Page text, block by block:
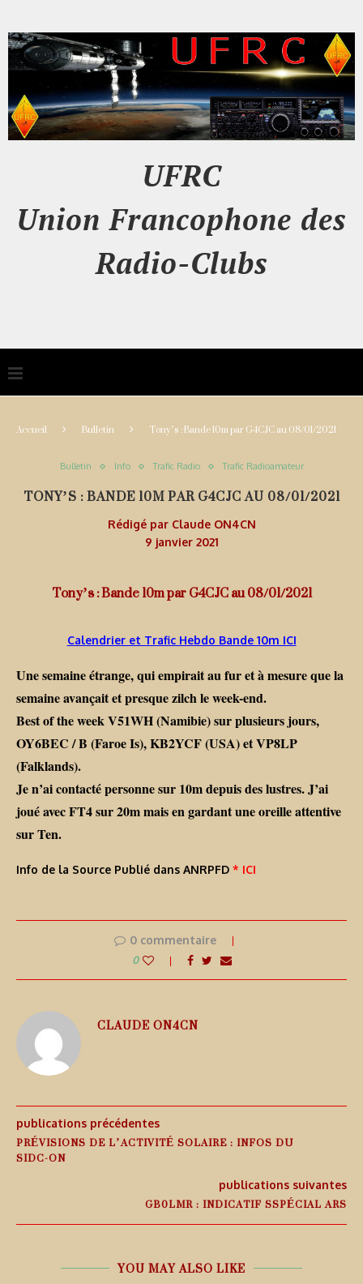
UFRC
Union Francophone des
Radio-Clubs
Accueil Bulletin Tony’s : Bande 10m par G4CJC au 08/01/2021
Bulletin Info Trafic Radio Trafic Radioamateur
TONY’S : BANDE 10M PAR G4CJC AU 08/01/2021
Rédigé par Claude ON4CN
9 janvier 2021
Tony’s : Bande 10m par G4CJC au 08/01/2021
Calendrier et Trafic Hebdo Bande 10m ICI
Une semaine étrange, qui empirait au fur et à mesure que la
semaine avançait et presque zilch le week-end.
Best of the week V51WH (Namibie) sur plusieurs jours,
OY6BEC / B (Faroe Is), KB2YCF (USA) et VP8LP
(Falklands).
Je n’ai contacté personne sur 10m depuis des lustres. J’ai
joué avec FT4 sur 20m mais en gardant une oreille attentive
sur Ten.
Info de la Source Publié dans ANRPFD * ICI
0 commentaire
0
CLAUDE ON4CN
publications précédentes
PRÉVISIONS DE L’ACTIVITÉ SOLAIRE : INFOS DU
SIDC-ON
publications suivantes
GB0LMR : INDICATIF SSPÉCIAL ARS
YOU MAY ALSO LIKE